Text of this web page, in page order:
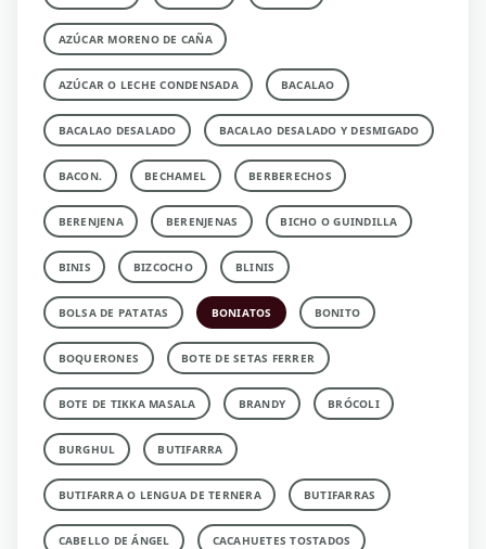
AZÚCAR MORENO DE CAÑA
AZÚCAR O LECHE CONDENSADA BACALAO
BACALAO DESALADO BACALAO DESALADO Y DESMIGADO
BACON. BECHAMEL BERBERECHOS
BERENJENA BERENJENAS BICHO O GUINDILLA
BINIS BIZCOCHO BLINIS
BOLSA DE PATATAS BONIATOS BONITO
BOQUERONES BOTE DE SETAS FERRER
BOTE DE TIKKA MASALA BRANDY BRÓCOLI
BURGHUL BUTIFARRA
BUTIFARRA O LENGUA DE TERNERA BUTIFARRAS
CABELLO DE ÁNGEL CACAHUETES TOSTADOS